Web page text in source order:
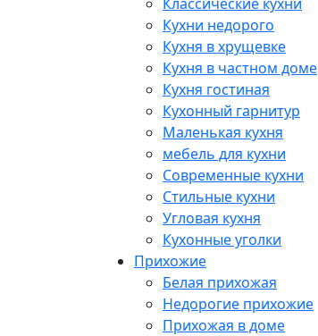
Кухни недорого
Кухня в хрущевке
Кухня в частном доме
Кухня гостиная
Кухонный гарнитур
Маленькая кухня
мебель для кухни
Современные кухни
Стильные кухни
Угловая кухня
Кухонные уголки
Прихожие
Белая прихожая
Недорогие прихожие
Прихожая в доме